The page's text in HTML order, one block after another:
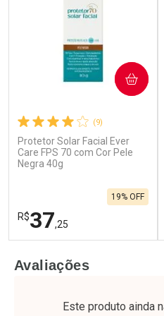
(9)
Protetor Solar Facial Ever
Care FPS 70 com Cor Pele
Negra 40g
R$37,25
19% OFF
COMPRAR
Laboratório
Por Menos
Avaliações
Este produto ainda